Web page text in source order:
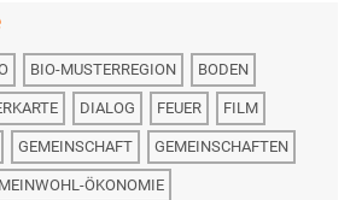
BIO-MUSTERREGION BODEN
DIALOG FEUER FILM
GEMEINSCHAFT GEMEINSCHAFTEN
ÖKONOMIE